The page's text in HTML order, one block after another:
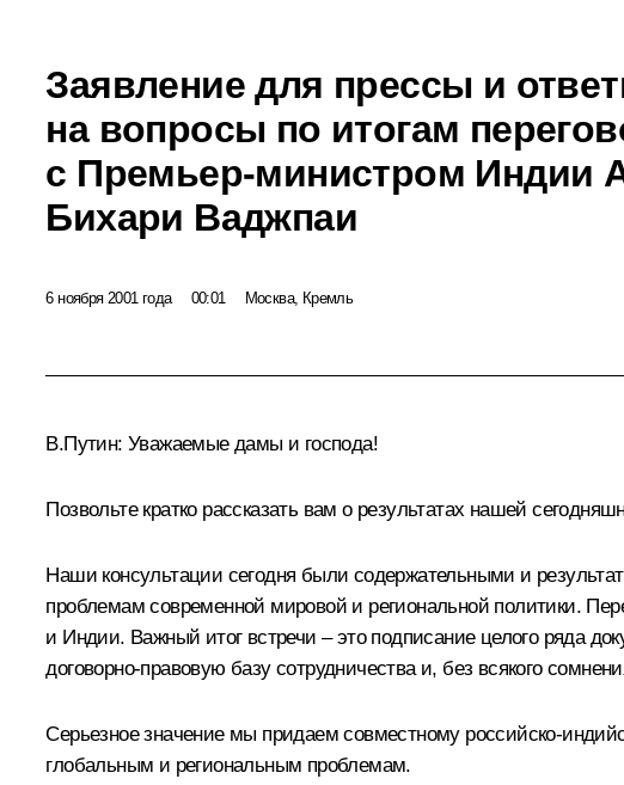
Заявление для прессы и
на вопросы по итогам
с Премьер-министром Индии
Бихари Ваджпаи
6 ноября 2001 года 00:01 Москва, Кремль
В.Путин: Уважаемые дамы и господа!
Позвольте кратко рассказать вам о результатах нашей
Наши консультации сегодня были содержательными и
проблемам современной мировой и региональной политики.
и Индии. Важный итог встречи – это подписание целого ряда
договорно-правовую базу сотрудничества и, без всякого
Серьезное значение мы придаем совместному российско-
глобальным и региональным проблемам.